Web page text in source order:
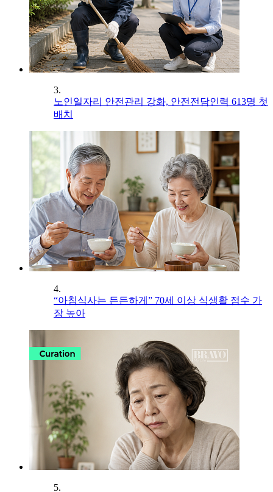
3.
노인일자리 안전관리 강화, 안전전담인력 613명 첫
배치
4.
“아침식사는 든든하게” 70세 이상 식생활 점수 가
장 높아
5.